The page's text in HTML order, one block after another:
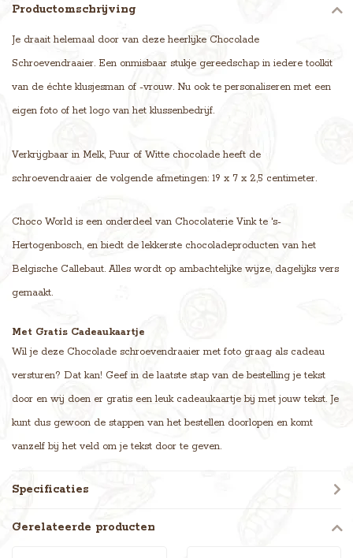
Productomschrijving
Je draait helemaal door van deze heerlijke Chocolade
Schroevendraaier. Een onmisbaar stukje gereedschap in iedere toolkit
van de échte klusjesman of -vrouw. Nu ook te personaliseren met een
eigen foto of het logo van het klussenbedrijf.
Verkrijgbaar in Melk, Puur of Witte chocolade heeft de
schroevendraaier de volgende afmetingen: 19 x 7 x 2,5 centimeter.
Choco World is een onderdeel van Chocolaterie Vink te 's-
Hertogenbosch, en biedt de lekkerste chocoladeproducten van het
Belgische Callebaut. Alles wordt op ambachtelijke wijze, dagelijks vers
gemaakt.
Met Gratis Cadeaukaartje
Wil je deze Chocolade schroevendraaier met foto graag als cadeau
versturen? Dat kan! Geef in de laatste stap van de bestelling je tekst
door en wij doen er gratis een leuk cadeaukaartje bij met jouw tekst. Je
kunt dus gewoon de stappen van het bestellen doorlopen en komt
vanzelf bij het veld om je tekst door te geven.
Specificaties
Gerelateerde producten